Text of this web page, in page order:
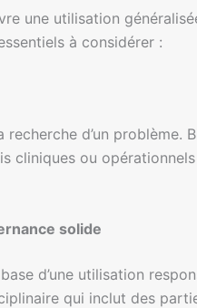
une utilisation
à considérer :
recherche d’un
cliniques ou
solide
d’une utilisation
qui inclut des